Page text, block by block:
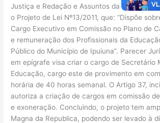
Justiça e Redação e Assuntos da
o Projeto de Lei Nº13/2011, que: “Dispõe
Cargo Executivo em Comissão no Plano de
e remuneração dos Profissionais da
Público do Município de Ipuiuna”. Parecer
em epígrafe visa criar o cargo de Secretário
Educação, cargo este de provimento em
horária de 40 horas semanal. O Artigo 37,
autoriza a criação de cargos em comissão
e exoneração. Concluindo, o projeto tem
Magna da Republica, podendo ser levado à